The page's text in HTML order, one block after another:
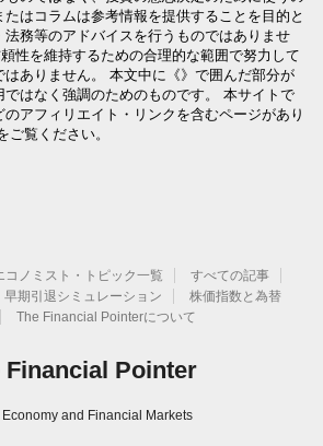
はコラムは参考情報を提供することを目的と
法務等のアドバイスを行うものではありませ
性を維持するための合理的な範囲で努力して
はありません。 本文中に《》で囲んだ部分が
はなく強調のためのものです。 本サイトで
アフィリエイト・リンクを含むページがあり
ご覧ください。
コノミスト・トピック一覧
すべての記事
早期引退シミュレーション
株価指数と為替
The Financial Pointerについて
Financial Pointer
and Financial Markets